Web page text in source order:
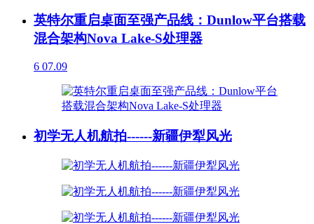
英特尔重启桌面至强产品线：Dunlow平台搭载
混合架构Nova Lake-S处理器
6 07.09
初学无人机航拍------新疆伊犁风光